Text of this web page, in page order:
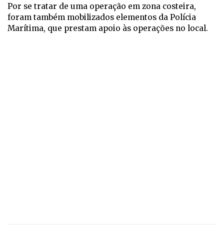
Por se tratar de uma operação em zona costeira,
foram também mobilizados elementos da Polícia
Marítima, que prestam apoio às operações no local.